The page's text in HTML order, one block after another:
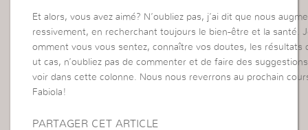
Et alors, vous avez aimé? N’oubliez pas, j’ai dit que nous
ressivement, en recherchant toujours le bien-être et la santé.
omment vous vous sentez, connaître vos doutes, les
ut cas, n’oubliez pas de commenter et de faire des
voir dans cette colonne. Nous nous reverrons au prochain
Fabiola!
PARTAGER CET ARTICLE